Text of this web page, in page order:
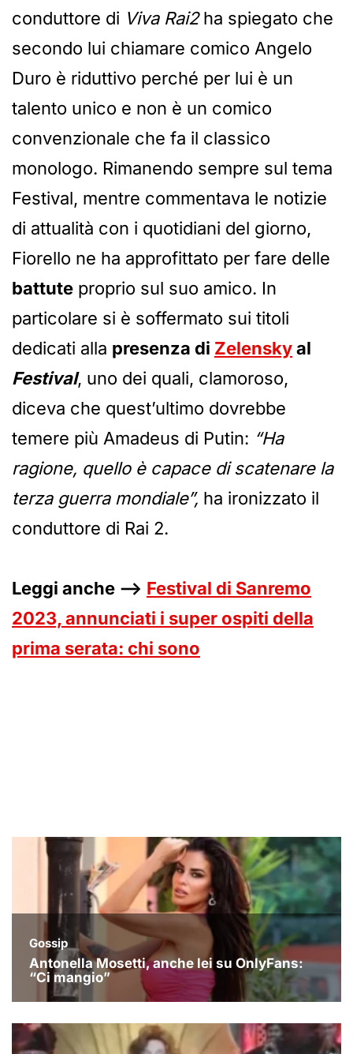
conduttore di Viva Rai2ha spiegato che
secondo lui chiamare comico Angelo
Duro è riduttivo perché per lui è un
talento unico e non è un comico
convenzionale che fa il classico
monologo. Rimanendo sempre sul tema
Festival, mentre commentava le notizie
di attualità con i quotidiani del giorno,
Fiorello ne ha approfittato per fare delle
battute proprio sul suo amico. In
particolare si è soffermato sui titoli
dedicati alla presenza di Zelenskyal
Festival, uno dei quali, clamoroso,
diceva che quest’ultimo dovrebbe
temere più Amadeus di Putin: “Ha
ragione, quello è capace di scatenare la
terza guerra mondiale”, ha ironizzato il
conduttore di Rai 2.
Leggi anche –> Festival di Sanremo
2023, annunciati i super ospiti della
prima serata: chi sono